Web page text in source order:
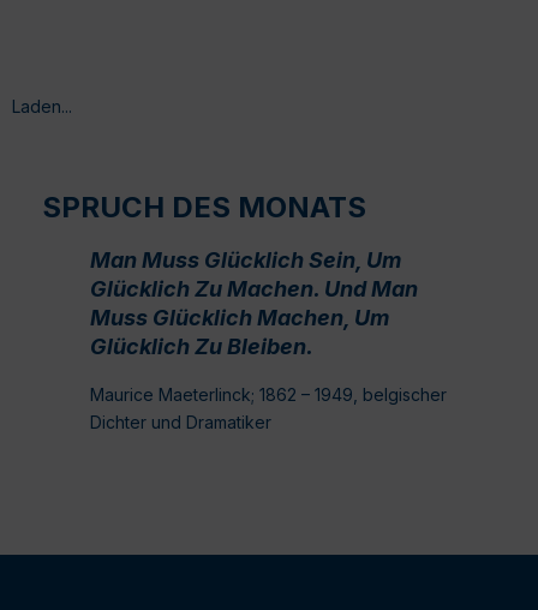
Laden...
SPRUCH DES MONATS
Man Muss Glücklich Sein, Um
Glücklich Zu Machen. Und Man
Muss Glücklich Machen, Um
Glücklich Zu Bleiben.
Maurice Maeterlinck; 1862 – 1949, belgischer
Dichter und Dramatiker